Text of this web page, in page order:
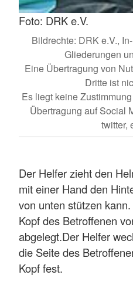
Foto: DRK e.V.
Bildrechte: DRK e.V.,
Gliederungen
Eine Übertragung von
Dritte ist
Es liegt keine
Übertragung auf Social
twitter,
Der Helfer zieht den
mit einer Hand den
von unten stützen
Kopf des Betroffenen
abgelegt.Der Helfer
die Seite des
Kopf fest.